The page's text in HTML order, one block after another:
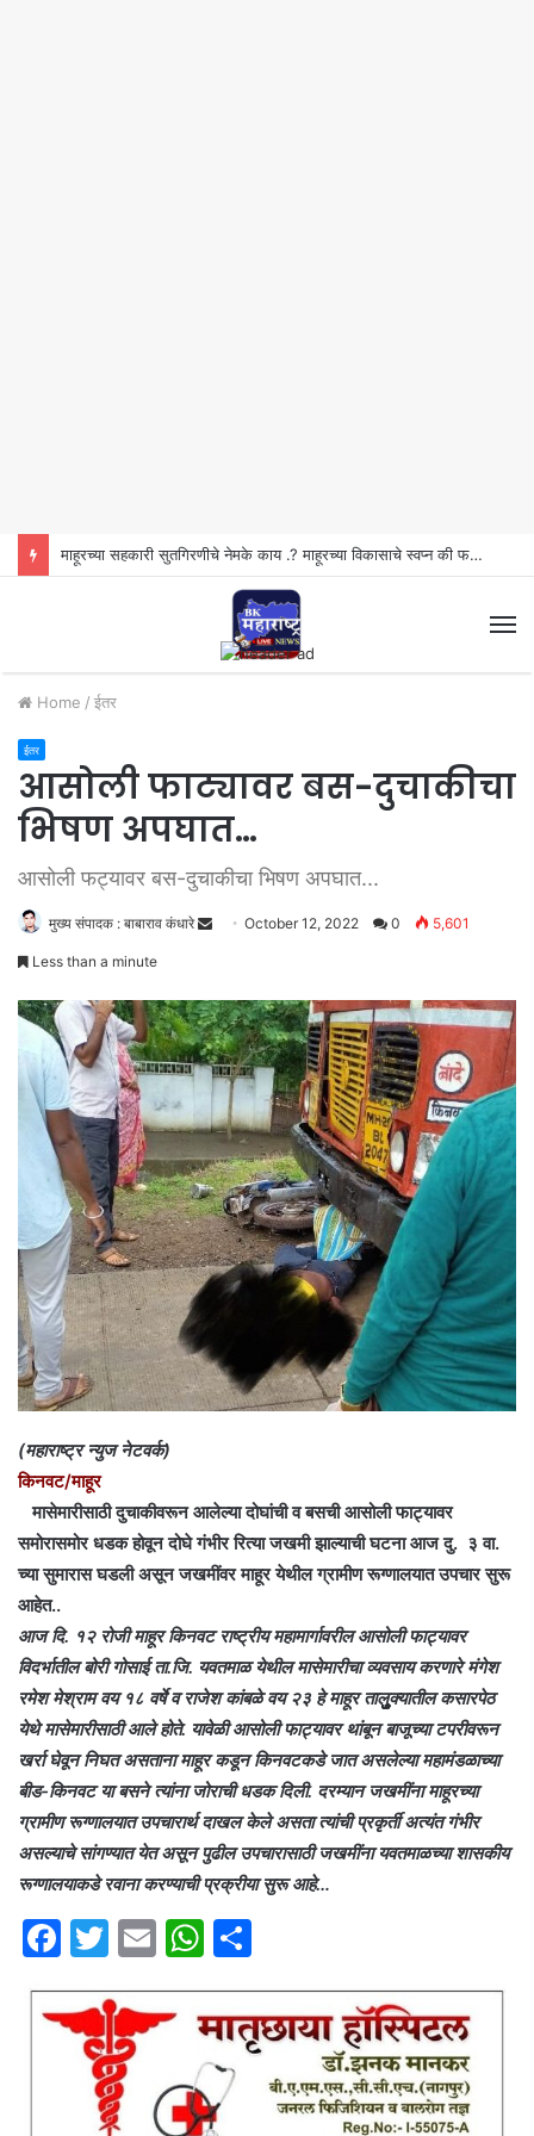
माहूरच्या सहकारी सुतगिरणीचे नेमके काय .? माहूरच्या विकासाचे स्वप्न की फसवणुकीचा खेळ..?”
Home / ईतर
ईतर
आसोली फाट्यावर बस-दुचाकीचा
भिषण अपघात…
आसोली फट्यावर बस-दुचाकीचा भिषण अपघात...
मुख्य संपादक : बाबाराव कंधारे
d
a
n
e
m
a
i
l
October 12, 2022 0 5,601
Less than a minute
(महाराष्ट्र न्युज नेटवर्क)
किनवट/माहूर
मासेमारीसाठी दुचाकीवरून आलेल्या दोघांची व बसची आसोली फाट्यावर
समोरासमोर धडक होवून दोघे गंभीर रित्या जखमी झाल्याची घटना आज दु. ३ वा.
च्या सुमारास घडली असून जखमींवर माहूर येथील ग्रामीण रूग्णालयात उपचार सुरू
आहेत..
आज दि. १२ रोजी माहूर किनवट राष्ट्रीय महामार्गावरील आसोली फाट्यावर
विदर्भातील बोरी गोसाई ता.जि. यवतमाळ येथील मासेमारीचा व्यवसाय करणारे मंगेश
रमेश मेश्राम वय १८ वर्षे व राजेश कांबळे वय २३ हे माहूर तालुुुुुुुुक्यातील कसारपेठ
येथे मासेमारीसाठी आले होते. यावेळी आसोली फाट्यावर थांबून बाजूच्या टपरीवरून
खर्रा घेवून निघत असताना माहूर कडून किनवटकडे जात असलेल्या महामंडळाच्या
बीड-किनवट या बसने त्यांना जोराची धडक दिली. दरम्यान जखमींना माहूरच्या
ग्रामीण रूग्णालयात उपचारार्थ दाखल केले असता त्यांची प्रकृर्ती अत्यंत गंभीर
असल्याचे सांगण्यात येत असून पुढील उपचारासाठी जखमींना यवतमाळच्या शासकीय
रूग्णालयाकडे रवाना करण्याची प्रक्रीया सुरू आहे…
F
c
e
T
itt
er
E
ai
W
at
s
A
ar
e